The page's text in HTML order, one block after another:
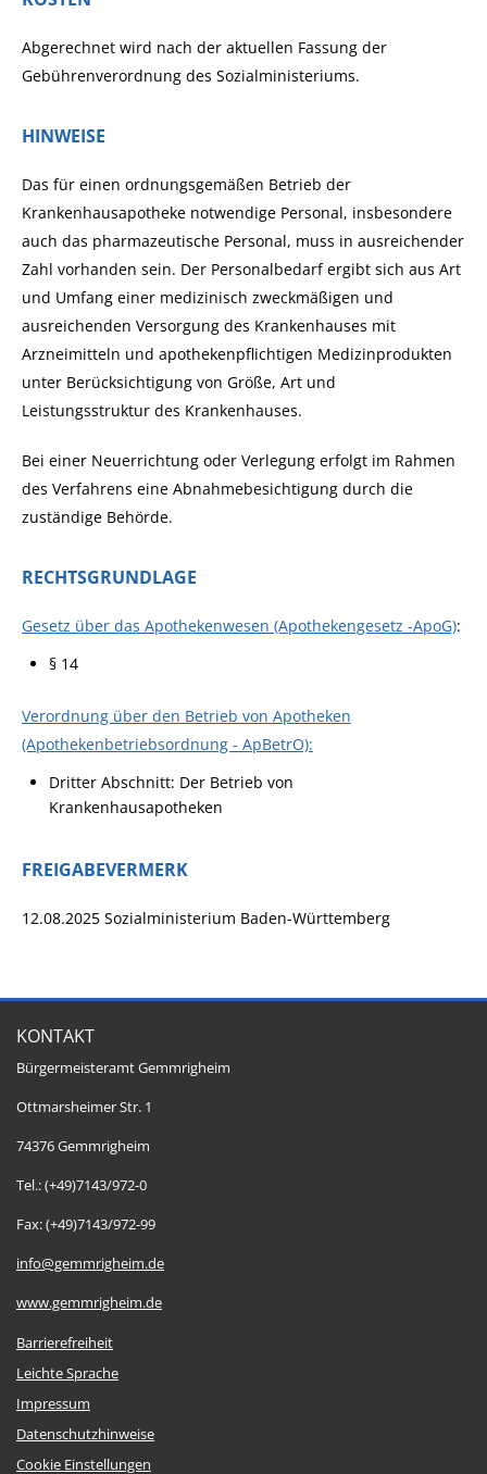
Abgerechnet wird nach der aktuellen Fassung der
Gebührenverordnung des Sozialministeriums.
HINWEISE
Das für einen ordnungsgemäßen Betrieb der
Krankenhausapotheke notwendige Personal, insbesondere
auch das pharmazeutische Personal, muss in ausreichender
Zahl vorhanden sein. Der Personalbedarf ergibt sich aus Art
und Umfang einer medizinisch zweckmäßigen und
ausreichenden Versorgung des Krankenhauses mit
Arzneimitteln und apothekenpflichtigen Medizinprodukten
unter Berücksichtigung von Größe, Art und
Leistungsstruktur des Krankenhauses.
Bei einer Neuerrichtung oder Verlegung erfolgt im Rahmen
des Verfahrens eine Abnahmebesichtigung durch die
zuständige Behörde.
RECHTSGRUNDLAGE
Gesetz über das Apothekenwesen (Apothekengesetz -ApoG):
§ 14
Verordnung über den Betrieb von Apotheken
(Apothekenbetriebsordnung - ApBetrO):
Dritter Abschnitt: Der Betrieb von
Krankenhausapotheken
FREIGABEVERMERK
12.08.2025 Sozialministerium Baden-Württemberg
KONTAKT
Bürgermeisteramt Gemmrigheim
Ottmarsheimer Str. 1
74376 Gemmrigheim
Tel.: (+49)7143/972-0
Fax: (+49)7143/972-99
info@gemmrigheim.de
www.gemmrigheim.de
Barrierefreiheit
Leichte Sprache
Impressum
Datenschutzhinweise
Cookie Einstellungen